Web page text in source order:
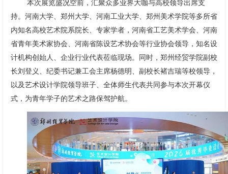
本次展览盛况空前，汇聚众多业界大咖与高校领导出席支
持。河南大学、郑州大学、河南工业大学、郑州美术学院等多所省
内知名高校艺术院系院长、专家学者，河南省工艺美术学会、河南
省青年美术家协会、河南省陈设艺术协会等行业协会领导，知名设
计机构创始人、企业行业代表莅临现场。同时，郑州经贸学院副校
长刘登义、纪委书记兼工会主席杨德明、副校长褚吉瑞等校领导，
以及艺术设计学院领导班子、全体师生代表共同参与本次开幕仪
式，为青年学子的艺术之路保驾护航。